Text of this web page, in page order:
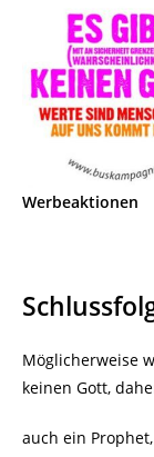
Werbeaktionen
Möglicherweise
keinen Gott,
auch ein